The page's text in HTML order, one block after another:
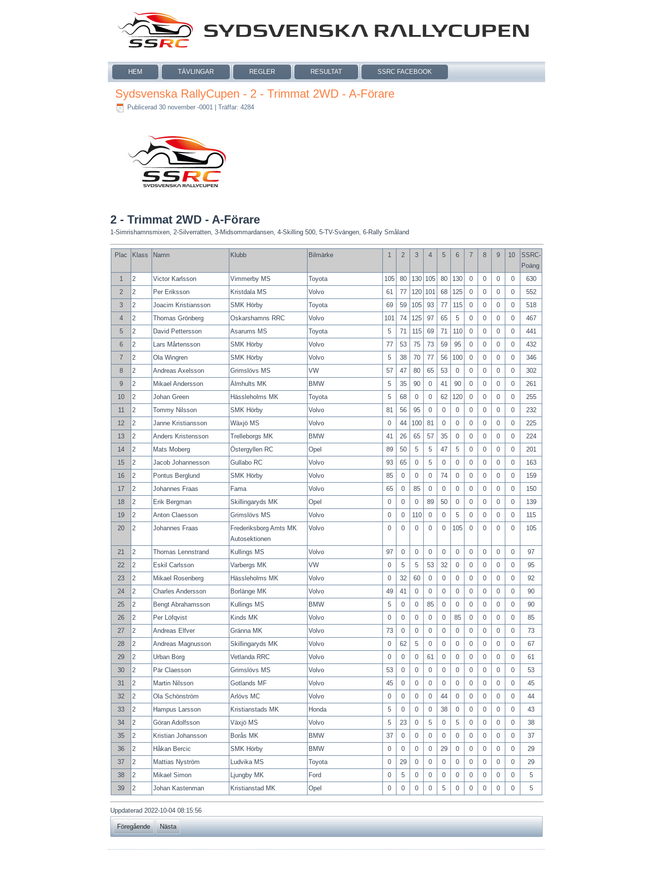
HEM TÄVLINGAR REGLER RESULTAT SSRC FACEBOOK
Sydsvenska RallyCupen - 2 - Trimmat 2WD - A-Förare
Publicerad 30 november -0001 Träffar: 4284
2 - Trimmat 2WD - A-Förare
1-Simrishamnsmixen, 2-Silverratten, 3-Midsommardansen, 4-Skilling 500, 5-TV-Svängen, 6-Rally Småland
Plac Klass Namn Klubb Bilmärke 1 2 3 4 5 6 7 8 9 10
SSRC-
Poäng
1
2 Victor Karlsson Vimmerby MS Toyota 105 80 130 105 80 130 0 0 0 0
630
2
2 Per Eriksson Kristdala MS Volvo 61 77 120 101 68 125 0 0 0 0
552
3
2 Joacim Kristiansson SMK Hörby Toyota 69 59 105 93 77 115 0 0 0 0
518
4
2 Thomas Grönberg Oskarshamns RRC Volvo 101 74 125 97 65 5 0 0 0 0
467
5
2 David Pettersson Asarums MS Toyota 5 71 115 69 71 110 0 0 0 0
441
6
2 Lars Mårtensson SMK Hörby Volvo 77 53 75 73 59 95 0 0 0 0
432
7
2 Ola Wingren SMK Hörby Volvo 5 38 70 77 56 100 0 0 0 0
346
8
2 Andreas Axelsson Grimslövs MS VW 57 47 80 65 53 0 0 0 0 0
302
9
2 Mikael Andersson Älmhults MK BMW 5 35 90 0 41 90 0 0 0 0
261
10
2 Johan Green Hässleholms MK Toyota 5 68 0 0 62 120 0 0 0 0
255
11
2 Tommy Nilsson SMK Hörby Volvo 81 56 95 0 0 0 0 0 0 0
232
12
2 Janne Kristiansson Wäxjö MS Volvo 0 44 100 81 0 0 0 0 0 0
225
13
2 Anders Kristensson Trelleborgs MK BMW 41 26 65 57 35 0 0 0 0 0
224
14
2 Mats Moberg Östergyllen RC Opel 89 50 5 5 47 5 0 0 0 0
201
15
2 Jacob Johannesson Gullabo RC Volvo 93 65 0 5 0 0 0 0 0 0
163
16
2 Pontus Berglund SMK Hörby Volvo 85 0 0 0 74 0 0 0 0 0
159
17
2 Johannes Fraas Fama Volvo 65 0 85 0 0 0 0 0 0 0
150
18
2 Erik Bergman Skillingaryds MK Opel 0 0 0 89 50 0 0 0 0 0
139
19
2 Anton Claesson Grimslövs MS Volvo 0 0 110 0 0 5 0 0 0 0
115
20
2 Johannes Fraas
Frederiksborg Amts MK
Autosektionen
Volvo 0 0 0 0 0 105 0 0 0 0 105
21 2 Thomas Lennstrand Kullings MS Volvo 97 0 0 0 0 0 0 0 0 0
97
22
2 Eskil Carlsson Varbergs MK VW 0 5 5 53 32 0 0 0 0 0
95
23
2 Mikael Rosenberg Hässleholms MK Volvo 0 32 60 0 0 0 0 0 0 0
92
24
2 Charles Andersson Borlänge MK Volvo 49 41 0 0 0 0 0 0 0 0
90
25
2 Bengt Abrahamsson Kullings MS BMW 5 0 0 85 0 0 0 0 0 0
90
26
2 Per Löfqvist Kinds MK Volvo 0 0 0 0 0 85 0 0 0 0
85
27
2 Andreas Elfver Gränna MK Volvo 73 0 0 0 0 0 0 0 0 0
73
28
2 Andreas Magnusson Skillingaryds MK Volvo 0 62 5 0 0 0 0 0 0 0
67
29
2 Urban Borg Vetlanda RRC Volvo 0 0 0 61 0 0 0 0 0 0
61
30
2 Pär Claesson Grimslövs MS Volvo 53 0 0 0 0 0 0 0 0 0
53
31
2 Martin Nilsson Gotlands MF Volvo 45 0 0 0 0 0 0 0 0 0
45
32
2 Ola Schönström Arlövs MC Volvo 0 0 0 0 44 0 0 0 0 0
44
33
2 Hampus Larsson Kristianstads MK Honda 5 0 0 0 38 0 0 0 0 0
43
34
2 Göran Adolfsson Växjö MS Volvo 5 23 0 5 0 5 0 0 0 0
38
35
2 Kristian Johansson Borås MK BMW 37 0 0 0 0 0 0 0 0 0
37
36
2 Håkan Bercic SMK Hörby BMW 0 0 0 0 29 0 0 0 0 0
29
37
2 Mattias Nyström Ludvika MS Toyota 0 29 0 0 0 0 0 0 0 0
29
38
2 Mikael Simon Ljungby MK Ford 0 5 0 0 0 0 0 0 0 0
5
39
2 Johan Kastenman Kristianstad MK Opel 0 0 0 0 5 0 0 0 0 0 5
Uppdaterad 2022-10-04 08:15:56
Föregående Nästa